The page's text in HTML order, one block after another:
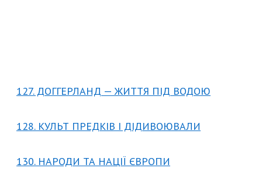
127. ДОГГЕРЛАНД — ЖИТТЯ ПІД ВОДОЮ
128. КУЛЬТ ПРЕДКІВ І ДІДИВОЮВАЛИ
130. НАРОДИ ТА НАЦІЇ ЄВРОПИ